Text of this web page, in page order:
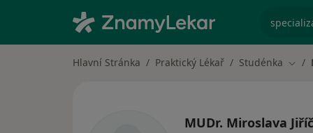
Hlavní Stránka Praktický Lékař Studénka
MUDr. Miroslava